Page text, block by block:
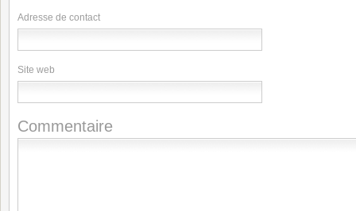
Adresse de contact
Site web
Commentaire